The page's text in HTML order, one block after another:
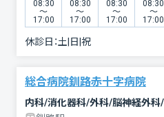
08:30
〜
17:00
08:30
〜
17:00
08:30
〜
17:00
08:30
〜
17:00
休診日：土|日|祝
総合病院釧路赤十字病院